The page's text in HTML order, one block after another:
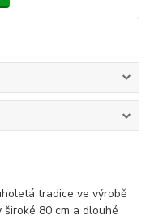
tradice ve výrobě
80 cm a dlouhé